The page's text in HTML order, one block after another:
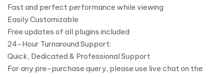
Fast and perfect performance while viewing
Easily Customizable
Free updates of all plugins included
24-Hour Turnaround Support:
Quick, Dedicated & Professional Support
For any pre-purchase query, please use live chat on the